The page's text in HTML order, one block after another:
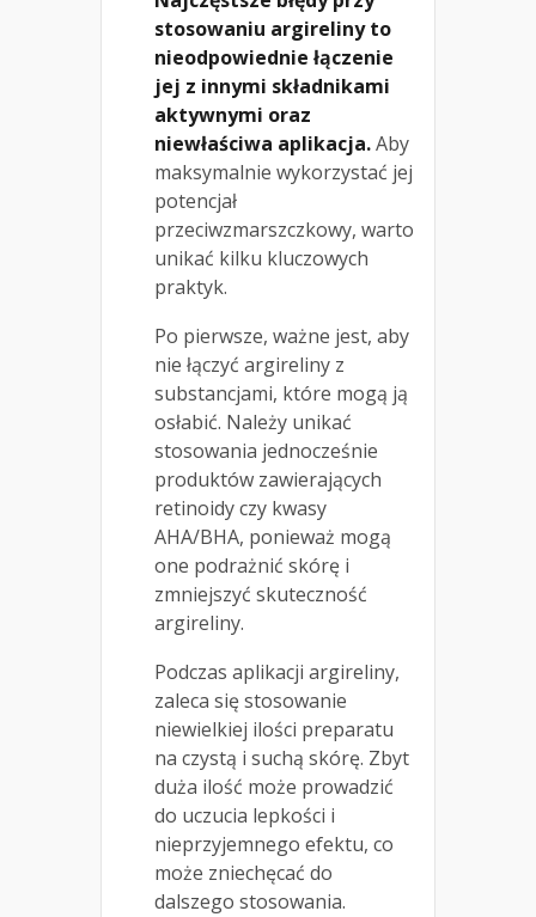
stosowaniu argireliny to
nieodpowiednie łączenie
jej z innymi składnikami
aktywnymi oraz
niewłaściwa aplikacja.Aby
maksymalnie wykorzystać jej
potencjał
przeciwzmarszczkowy, warto
unikać kilku kluczowych
praktyk.
Po pierwsze, ważne jest, aby
nie łączyć argireliny z
substancjami, które mogą ją
osłabić. Należy unikać
stosowania jednocześnie
produktów zawierających
retinoidy czy kwasy
AHA/BHA, ponieważ mogą
one podrażnić skórę i
zmniejszyć skuteczność
argireliny.
Podczas aplikacji argireliny,
zaleca się stosowanie
niewielkiej ilości preparatu
na czystą i suchą skórę. Zbyt
duża ilość może prowadzić
do uczucia lepkości i
nieprzyjemnego efektu, co
może zniechęcać do
dalszego stosowania.